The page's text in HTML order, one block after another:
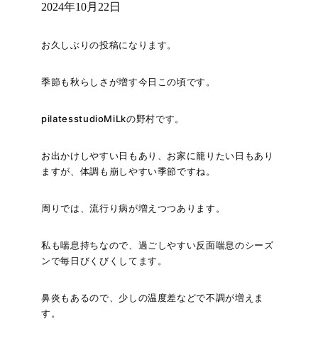
2024年10月22日
お久しぶりの投稿になります。
季節も秋らしさが増す今日この頃です。
pilatesstudioMiLkの野村です。
お出かけしやすい日もあり、お家に籠りたい日もあり
ますが、体調も崩しやすい季節ですね。
周りでは、流行り病が増えつつあります。
私も喘息持ちなので、過ごしやすい反面喘息のシーズ
ンで毎日びくびくしてます。
鼻炎もあるので、少しの温度差などで不調が増えま
す。